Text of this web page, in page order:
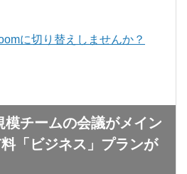
に切り替え しませんか？
模チームの会議がメイン
「ビジネス」プランが